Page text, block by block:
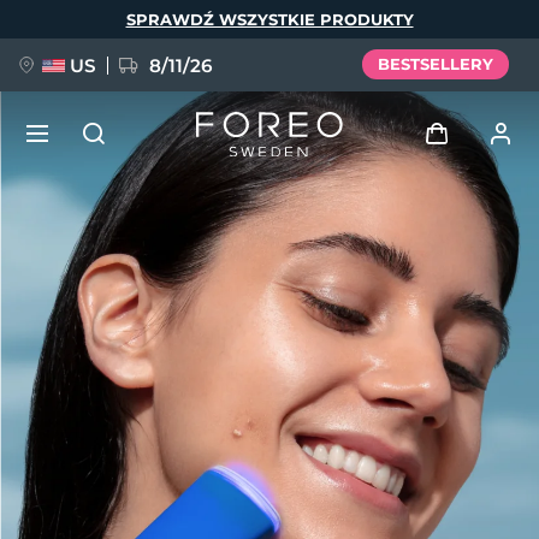
SPRAWDŹ WSZYSTKIE PRODUKTY
US 8/11/26 BESTSELLERY
Zaloguj
Profil użytkownika
Moje urządzenia
Moje zamówienia
Moje adresy
Moje subskrypcje
NOWOŚĆ
FAQ™ Pure Beauty-Tech Elixir
BREAKING NEWS
issa™ Teeth Whitening Set
Język
English Deutsch
Español
Français
Português
Polski
Русский
Türkçe
简体中文 繁體中文